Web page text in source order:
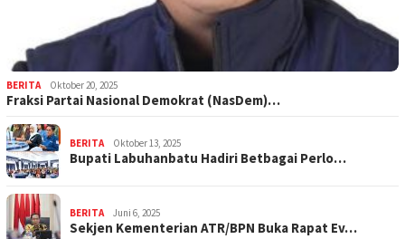
BERITA Oktober 20, 2025
Fraksi Partai Nasional Demokrat (NasDem)…
BERITA Oktober 13, 2025
Bupati Labuhanbatu Hadiri Betbagai Perlo…
BERITA Juni 6, 2025
Sekjen Kementerian ATR/BPN Buka Rapat Ev…